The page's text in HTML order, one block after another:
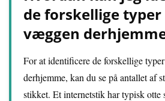
de forskellige
væggen
For at identificere de forskellige
derhjemme, kan du se på antallet af
stikket. Et internetstik har typisk otte